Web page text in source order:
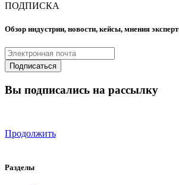
ПОДПИСКА
Обзор индустрии, новости, кейсы, мнения
Вы подписались на рассылку
Продолжить
Разделы